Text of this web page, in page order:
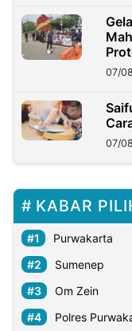
07/
07/
KABAR
Purwakarta
Sumenep
Om Zein
Polres